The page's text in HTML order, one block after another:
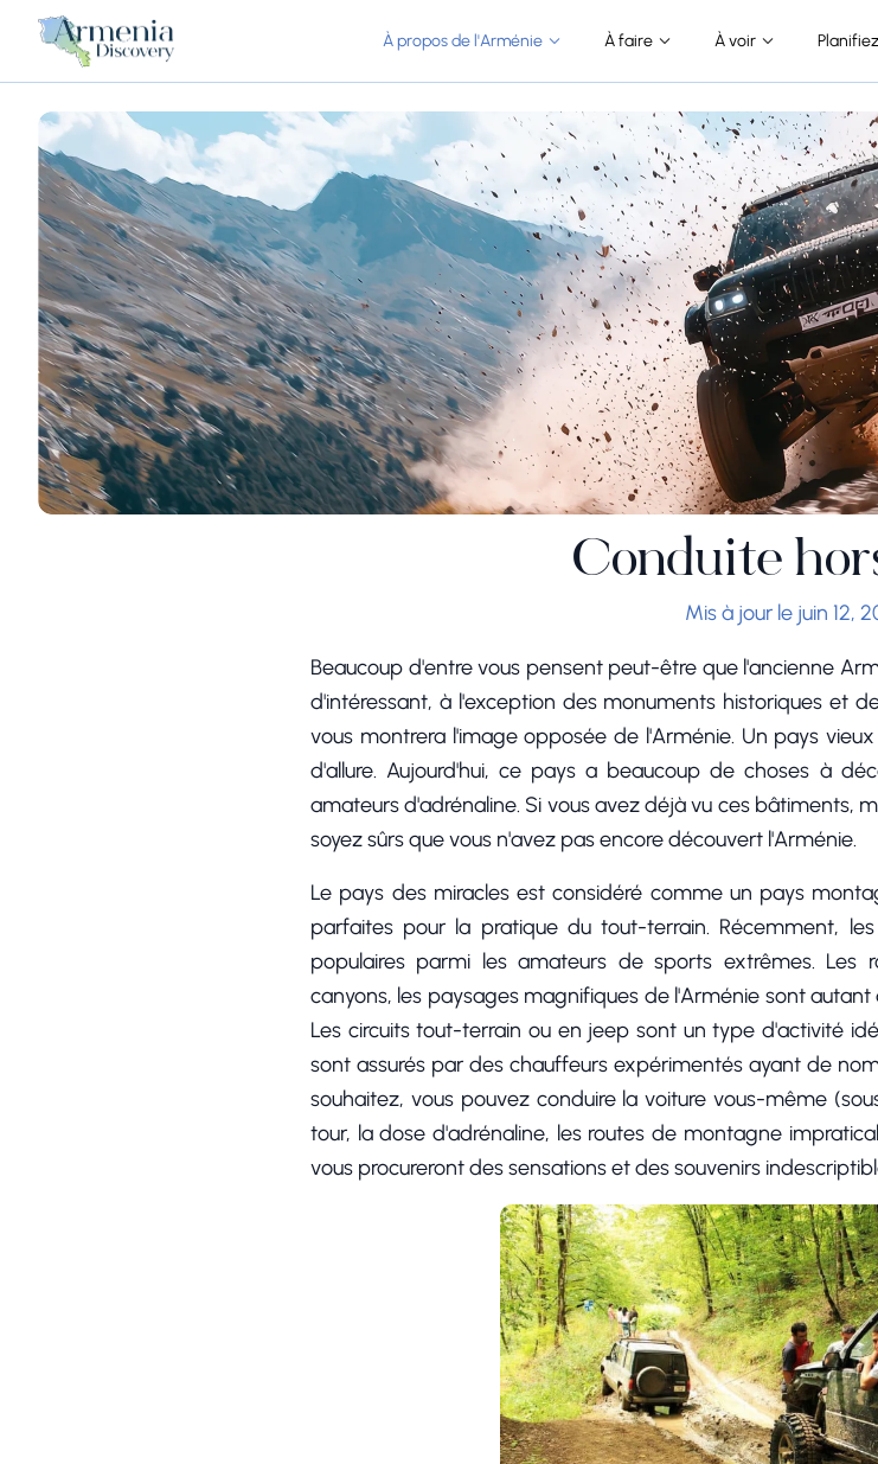
À propos de l'Arménie À faire À voir
Conduite
Mis à jour le juin 12,
Beaucoup d'entre vous pensent peut-être que l'ancienne
d'intéressant, à l'exception des monuments historiques et
vous montrera l'image opposée de l'Arménie. Un pays
d'allure. Aujourd'hui, ce pays a beaucoup de choses à
amateurs d'adrénaline. Si vous avez déjà vu ces bâtiments,
soyez sûrs que vous n'avez pas encore découvert l'Arménie.
Le pays des miracles est considéré comme un pays
parfaites pour la pratique du tout-terrain. Récemment,
populaires parmi les amateurs de sports extrêmes.
canyons, les paysages magnifiques de l'Arménie sont
Les circuits tout-terrain ou en jeep sont un type d'activité
sont assurés par des chauffeurs expérimentés ayant de
souhaitez, vous pouvez conduire la voiture vous-même
tour, la dose d'adrénaline, les routes de montagne
vous procureront des sensations et des souvenirs